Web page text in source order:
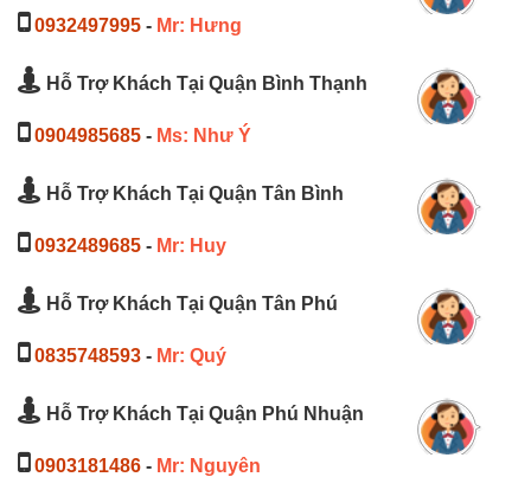
0932497995 - Mr: Hưng
Hỗ Trợ Khách Tại Quận Bình Thạnh
0904985685 - Ms: Như Ý
Hỗ Trợ Khách Tại Quận Tân Bình
0932489685 - Mr: Huy
Hỗ Trợ Khách Tại Quận Tân Phú
0835748593 - Mr: Quý
Hỗ Trợ Khách Tại Quận Phú Nhuận
0903181486 - Mr: Nguyên